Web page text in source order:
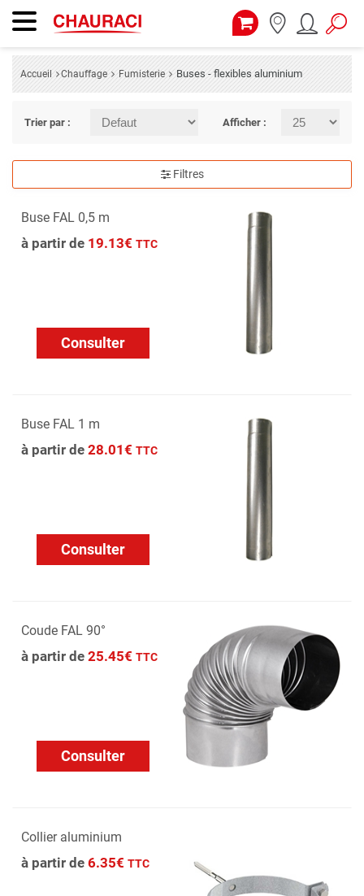
Accueil Chauffage Fumisterie Buses - flexibles aluminium
Trier par : Afficher :
Filtres
Buse FAL 0,5 m
à partir de 19.13€ TTC
Consulter
Buse FAL 1 m
à partir de 28.01€ TTC
Consulter
Coude FAL 90°
à partir de 25.45€ TTC
Consulter
Collier aluminium
à partir de 6.35€ TTC